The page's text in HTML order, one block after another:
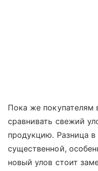
Пока же покупателям
сравнивать свежий
продукцию. Разница
существенной,
новый улов стоит